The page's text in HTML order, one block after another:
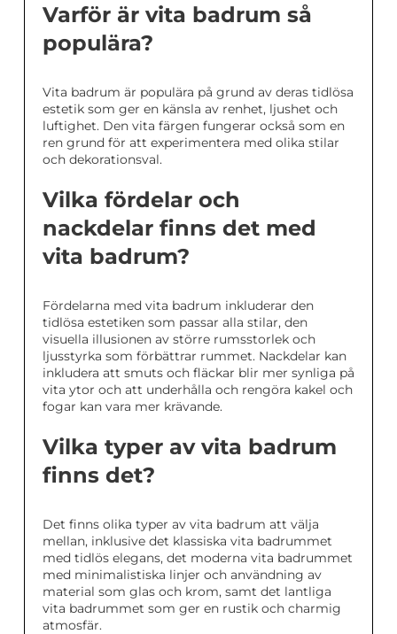
Varför är vita badrum så
populära?
Vita badrum är populära på grund av deras tidlösa
estetik som ger en känsla av renhet, ljushet och
luftighet. Den vita färgen fungerar också som en
ren grund för att experimentera med olika stilar
och dekorationsval.
Vilka fördelar och
nackdelar finns det med
vita badrum?
Fördelarna med vita badrum inkluderar den
tidlösa estetiken som passar alla stilar, den
visuella illusionen av större rumsstorlek och
ljusstyrka som förbättrar rummet. Nackdelar kan
inkludera att smuts och fläckar blir mer synliga på
vita ytor och att underhålla och rengöra kakel och
fogar kan vara mer krävande.
Vilka typer av vita badrum
finns det?
Det finns olika typer av vita badrum att välja
mellan, inklusive det klassiska vita badrummet
med tidlös elegans, det moderna vita badrummet
med minimalistiska linjer och användning av
material som glas och krom, samt det lantliga
vita badrummet som ger en rustik och charmig
atmosfär.